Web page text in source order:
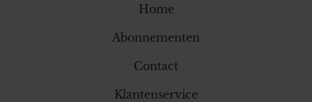
Home
Abonnementen
Contact
Klantenservice